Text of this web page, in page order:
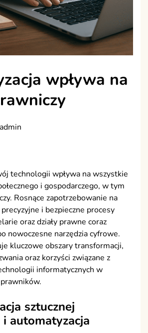
wpływa na
admin
technologii wpływa na wszystkie
i gospodarczego, w tym
Rosnące zapotrzebowanie na
i bezpieczne procesy
oraz działy prawne coraz
nowoczesne narzędzia cyfrowe.
kluczowe obszary transformacji,
oraz korzyści związane z
informatycznych w
sztucznej
i automatyzacja